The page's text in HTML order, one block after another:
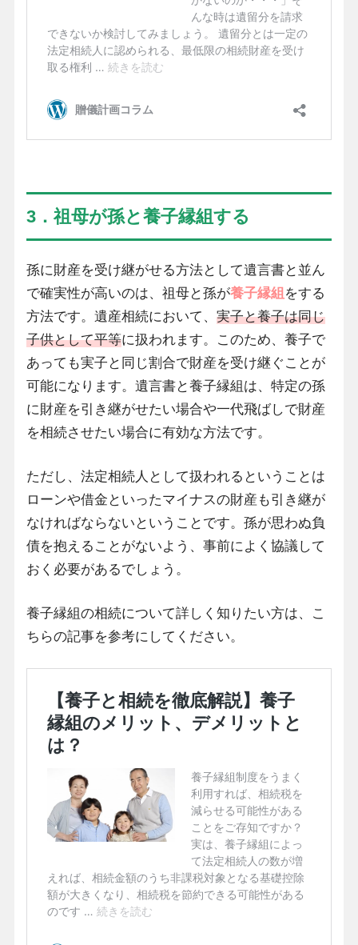
3．祖母が孫と養子縁組する
孫に財産を受け継がせる方法として遺言書と並ん
で確実性が高いのは、祖母と孫が養子縁組 をする
方法です。遺産相続において、 実子と養子は同じ
子供として平等に扱われます。このため、養子で
あっても実子と同じ割合で財産を受け継ぐことが
可能になります。遺言書と養子縁組は、特定の孫
に財産を引き継がせたい場合や一代飛ばしで財産
を相続させたい場合に有効な方法です。
ただし、法定相続人として扱われるということは
ローンや借金といったマイナスの財産も引き継が
なければならないということです。孫が思わぬ負
債を抱えることがないよう、事前によく協議して
おく必要があるでしょう。
養子縁組の相続について詳しく知りたい方は、こ
ちらの記事を参考にしてください。